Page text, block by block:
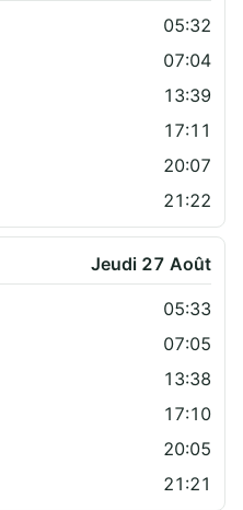
05:32
07:04
13:39
17:11
20:07
21:22
Jeudi 27 Août
05:33
07:05
13:38
17:10
20:05
21:21